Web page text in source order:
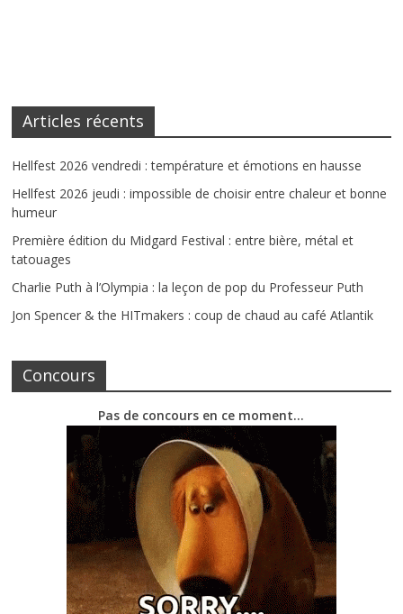
Articles récents
Hellfest 2026 vendredi : température et émotions en hausse
Hellfest 2026 jeudi : impossible de choisir entre chaleur et bonne
humeur
Première édition du Midgard Festival : entre bière, métal et
tatouages
Charlie Puth à l’Olympia : la leçon de pop du Professeur Puth
Jon Spencer & the HITmakers : coup de chaud au café Atlantik
Concours
Pas de concours en ce moment…